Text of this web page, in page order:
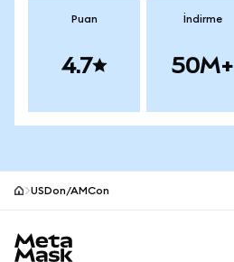
Puan
4.7
İndirme
50M+
USDon/AMCon